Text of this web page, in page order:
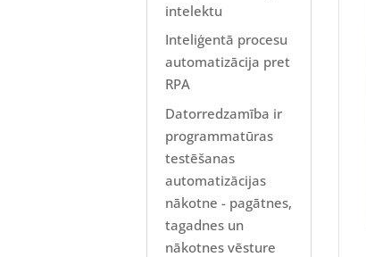
intelektu
Inteliģentā procesu
automatizācija pret
RPA
Datorredzamība ir
programmatūras
testēšanas
automatizācijas
nākotne - pagātnes,
tagadnes un
nākotnes vēsture